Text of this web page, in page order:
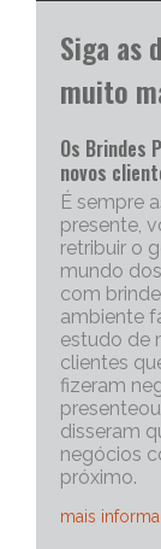
Siga as
muito
Os Brindes
novos
É sempre
presente,
retribuir o
mundo
com
ambiente
estudo de
clientes
fizeram
disseram
negócios
próximo.
mais